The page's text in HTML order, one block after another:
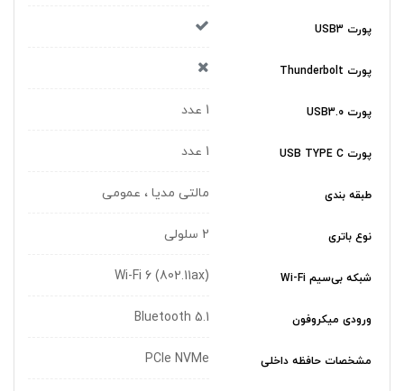
پورت USB3
پورت Thunderbolt
پورت USB3.0 1 عدد
پورت USB TYPE C 1 عدد
طبقه بندی مالتی مدیا ، عمومی
نوع باتری 2 سلولی
شبکه بی‌سیم Wi-Fi (Wi-Fi 6 (802.11ax
ورودی میکروفون Bluetooth 5.1
مشخصات حافظه داخلی PCIe NVMe